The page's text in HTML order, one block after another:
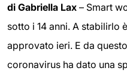
di Gabriella Lax – Smart
sotto i 14 anni. A stabilirlo
approvato ieri. E da
coronavirus ha dato una